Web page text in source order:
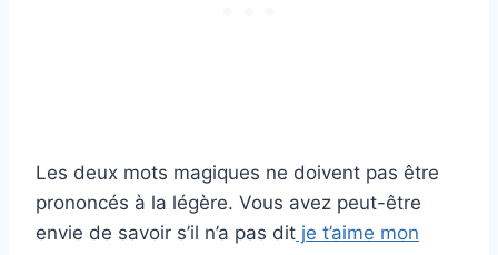
Les deux mots magiques ne doivent pas être
prononcés à la légère. Vous avez peut-être
envie de savoir s’il n’a pas dit je t’aime mon